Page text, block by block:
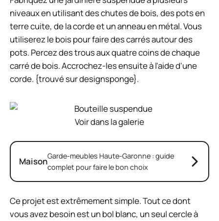
niveaux en utilisant des chutes de bois, des pots en
terre cuite, de la corde et un anneau en métal. Vous
utiliserez le bois pour faire des carrés autour des
pots. Percez des trous aux quatre coins de chaque
carré de bois. Accrochez-les ensuite à l'aide d'une
corde. {trouvé sur designsponge}.
Voir dans la galerie
MaisonGarde-meubles Haute-Garonne : guide
complet pour faire le bon choix
Ce projet est extrêmement simple. Tout ce dont
vous avez besoin est un bol blanc, un seul cercle à